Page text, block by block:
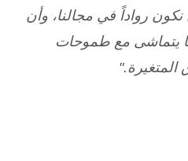
نكون رواداً في مجالنا، وأن
يتماشى مع طموحات
المتغيرة."